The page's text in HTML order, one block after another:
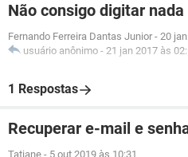
Não consigo digitar
Fernando Ferreira Dantas Junior - 20
usuário anônimo - 21 jan 2017 às
1 Respostas
Recuperar e-mail e
Tatiane - 5 out 2019 às 10:31